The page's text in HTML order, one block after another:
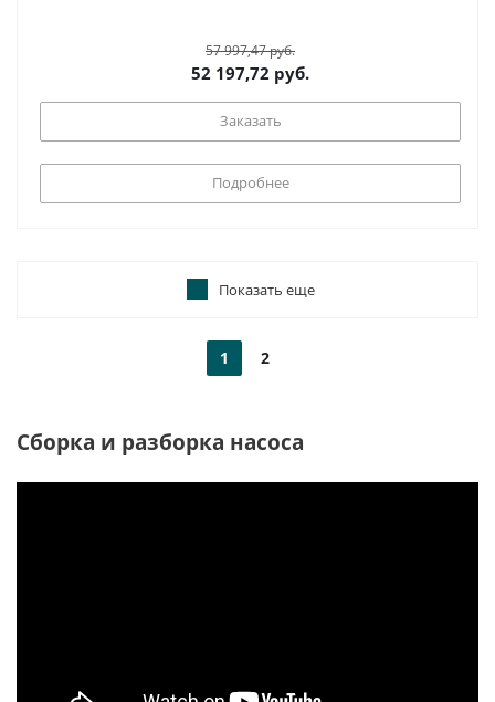
57 997,47 руб.
52 197,72 руб.
Заказать
Подробнее
Показать еще
1 2
Сборка и разборка насоса